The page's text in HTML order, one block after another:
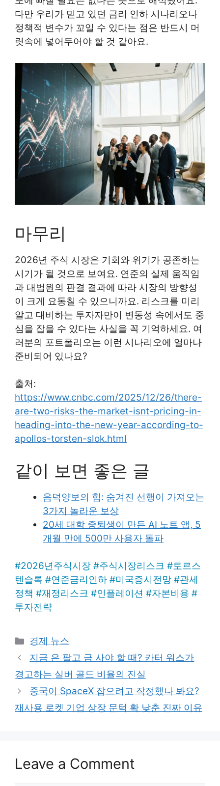
다만 우리가 믿고 있던 금리 인하 시나리오나
정책적 변수가 꼬일 수 있다는 점은 반드시 머
릿속에 넣어두어야 할 것 같아요.
마무리
2026년 주식 시장은 기회와 위기가 공존하는
시기가 될 것으로 보여요. 연준의 실제 움직임
과 대법원의 판결 결과에 따라 시장의 방향성
이 크게 요동칠 수 있으니까요. 리스크를 미리
알고 대비하는 투자자만이 변동성 속에서도 중
심을 잡을 수 있다는 사실을 꼭 기억하세요. 여
러분의 포트폴리오는 이런 시나리오에 얼마나
준비되어 있나요?
출처:
https://www.cnbc.com/2025/12/26/there-
are-two-risks-the-market-isnt-pricing-in-
heading-into-the-new-year-according-to-
apollos-torsten-slok.html
같이 보면 좋은 글
음덕양보의 힘: 숨겨진 선행이 가져오는
3가지 놀라운 보상
20세 대학 중퇴생이 만든 AI 노트 앱, 5
개월 만에 500만 사용자 돌파
#2026년주식시장 #주식시장리스크 #토르스
텐슬록 #연준금리인하 #미국증시전망 #관세
정책 #재정리스크 #인플레이션 #자본비용 #
투자전략
Categories
경제 뉴스
지금 은 팔고 금 사야 할 때? 카터 워스가
경고하는 실버 골드 비율의 진실
중국이 SpaceX 잡으려고 작정했나 봐요?
재사용 로켓 기업 상장 문턱 확 낮춘 진짜 이유
Leave a Comment